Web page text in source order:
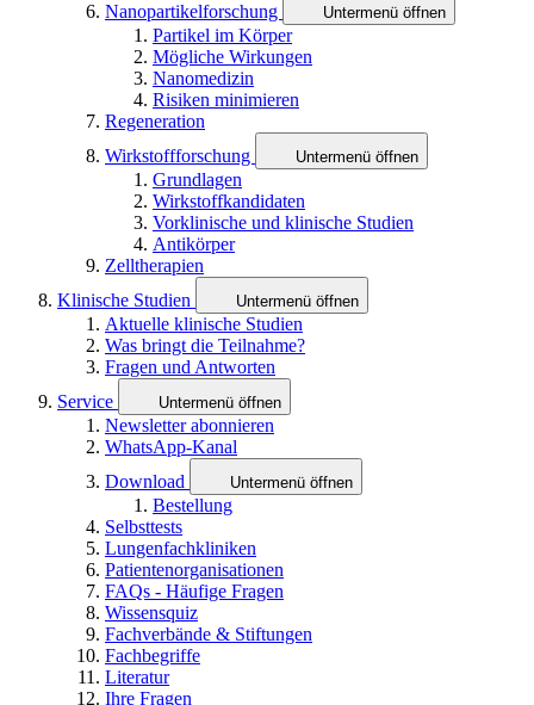
Nanopartikelforschung
Untermenü öffnen
Partikel im Körper
Mögliche Wirkungen
Nanomedizin
Risiken minimieren
Regeneration
Wirkstoffforschung
Untermenü öffnen
Grundlagen
Wirkstoffkandidaten
Vorklinische und klinische Studien
Antikörper
Zelltherapien
Klinische Studien
Untermenü öffnen
Aktuelle klinische Studien
Was bringt die Teilnahme?
Fragen und Antworten
Service
Untermenü öffnen
Newsletter abonnieren
WhatsApp-Kanal
Download
Untermenü öffnen
Bestellung
Selbsttests
Lungenfachkliniken
Patientenorganisationen
FAQs - Häufige Fragen
Wissensquiz
Fachverbände & Stiftungen
Fachbegriffe
Literatur
Ihre Fragen